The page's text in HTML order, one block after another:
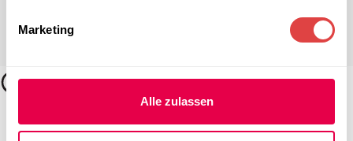
Marketing
Alle zulassen